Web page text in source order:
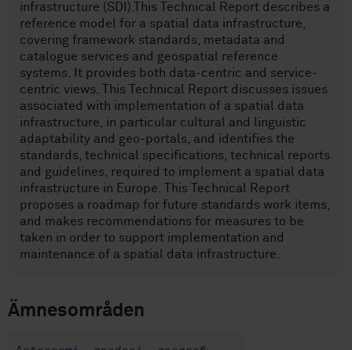
infrastructure (SDI).This Technical Report describes a
reference model for a spatial data infrastructure,
covering framework standards, metadata and
catalogue services and geospatial reference
systems. It provides both data-centric and service-
centric views. This Technical Report discusses issues
associated with implementation of a spatial data
infrastructure, in particular cultural and linguistic
adaptability and geo-portals, and identifies the
standards, technical specifications, technical reports
and guidelines, required to implement a spatial data
infrastructure in Europe. This Technical Report
proposes a roadmap for future standards work items,
and makes recommendations for measures to be
taken in order to support implementation and
maintenance of a spatial data infrastructure.
Ämnesområden